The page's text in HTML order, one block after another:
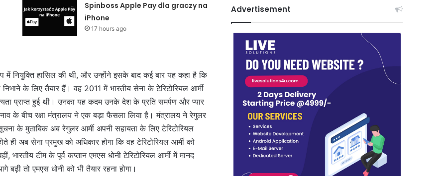
Spinboss Apple Pay dla graczy na
iPhone
17 hours ago
में नियुक्ति हासिल की थी, और उन्होंने इसके बाद कई बार यह कहा है कि
के लिए तैयार हैं। वह 2011 में भारतीय सेना के टेरिटोरियल आर्मी
प्राप्त हुई थी। उनका यह कदम उनके देश के प्रति समर्पण और प्यार
के बीच रक्षा मंत्रालय ने एक बड़ा फैसला लिया है। मंत्रालय ने रेगुलर
के मुताबिक अब रेगुलर आर्मी अपनी सहायता के लिए टेरिटोरियल
ही अब सेना प्रमुख को अधिकार होगा कि वह टेरिटोरियल आर्मी को
टीम के पूर्व कप्तान एमएस धोनी टेरिटोरियल आर्मी में मानद
तो एमएस धोनी को भी तैयार रहना होगा।
Advertisement